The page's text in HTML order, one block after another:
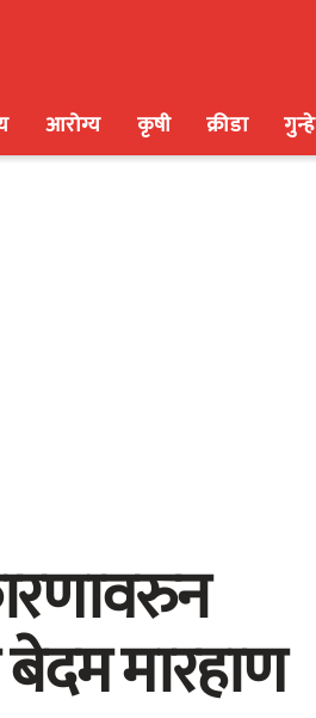
आरोग्य कृषी क्रीडा गुन्हे
मारहाण